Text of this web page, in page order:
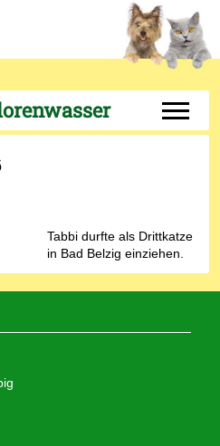
Off-
Tabbi durfte als Drittkatze
in Bad Belzig einziehen.